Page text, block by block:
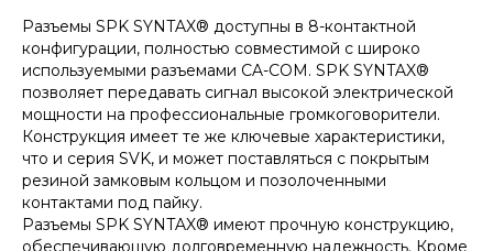
Разъемы SPK SYNTAX® доступны в 8-контактной
конфигурации, полностью совместимой с широко
используемыми разъемами CA-COM. SPK SYNTAX®
позволяет передавать сигнал высокой электрической
мощности на профессиональные громкоговорители.
Конструкция имеет те же ключевые характеристики,
что и серия SVK, и может поставляться с покрытым
резиной замковым кольцом и позолоченными
контактами под пайку.
Разъемы SPK SYNTAX® имеют прочную конструкцию,
обеспечивающую долговременную надежность. Кроме